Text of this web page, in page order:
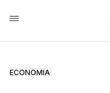
ECONOMIA